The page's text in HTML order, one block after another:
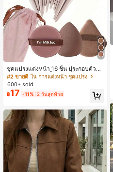
ชุดแปรงแต่งหน้า 16 ชิ้น ประกอบด้วยแ
ปรงแต่งหน้า 13 ชิ้น, ฟองน้ำแต่งหน้ารู
ปหยดน้ำ 1 ชิ้น, แปรงแป้งรองพื้นกลม 1
ชิ้น และฟองน้ำแต่งหน้ารูปสามเหลี่ยม
1 ชิ้น - ชุดคลาสสิก ทำจากขนสังเคราะ
ห์นุ่มและเป็นมิตรต่อผิว เหมาะสำหรับผู้
หญิงและเด็กผู้หญิง เหมาะสำหรับฤดูใบ
ไม้ร่วงและฤดูหนาว
#2 ขายดี ใน การแต่งหน้า ชุดแปรง
600+ sold
฿17 -11% 2 วันสุดท้าย